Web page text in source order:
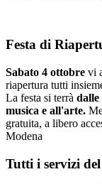
Festa di
Sabato 4 ottobre vi
riapertura tutti
La festa si terrà dalle
musica e all'arte.
gratuita, a libero
Modena
Tutti i servizi